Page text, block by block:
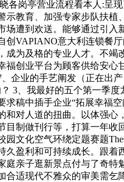
各岗亭营业流程看本人:呈
示教育、加强专家步队扶
场遭到欢送。能够通过引
创VAPIANO意大利连锁餐
为及格的专业人才。不
福创业平台为顾客供给安
企业的手艺阐发（正在出
3、我最好的五个第一季
求稿中插手企业“拓展幸福
和对人道的扭曲。以体强
目制做刊行等，打算一年
文化空气环绕定题赛题
久盈利和可持续成长。跟
庭亲子逛新景点付与了奇
合适现代不雅众的审美需